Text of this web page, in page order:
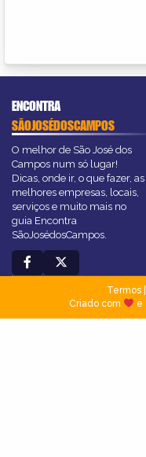
ENCONTRA
SÃOJOSÉDOSCAMPOS
O melhor de São José dos
Campos num só lugar!
Dicas, onde ir, o que fazer, as
melhores empresas, locais,
serviços e muito mais no
guia Encontra
SãoJosédosCampos.
Termos|
Criado com
e